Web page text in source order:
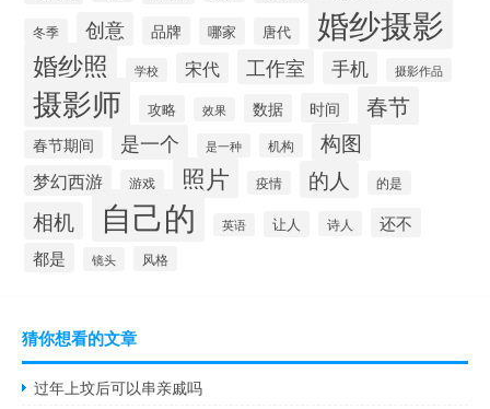
冬季 创意 品牌 哪家 唐代 婚纱摄影
婚纱照 学校 宋代 工作室 手机 摄影作品
摄影师 攻略 效果 数据 时间 春节
春节期间 是一个 是一种 机构 构图
梦幻西游 游戏 照片 疫情 的人 的是
相机 自己的 英语 让人 诗人
还不
都是
镜头 风格
猜你想看的文章
过年上坟后可以串亲戚吗